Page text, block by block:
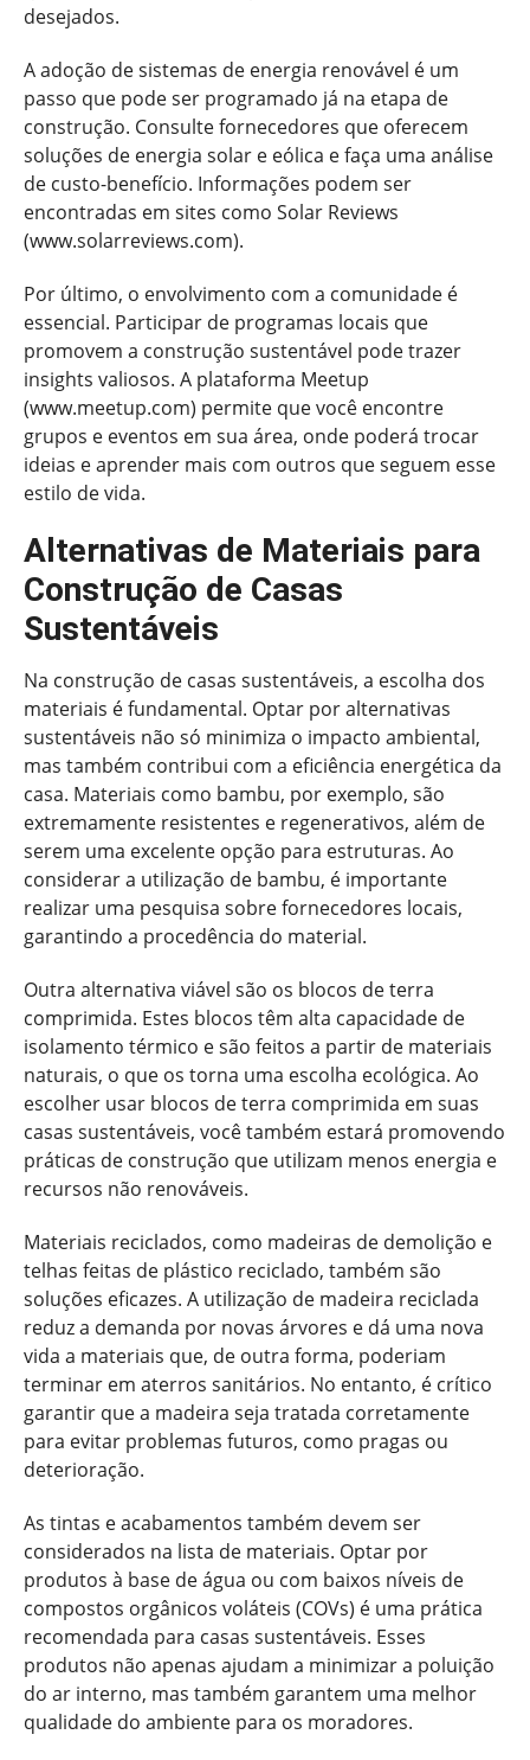
desejados.
A adoção de sistemas de energia renovável é um
passo que pode ser programado já na etapa de
construção. Consulte fornecedores que oferecem
soluções de energia solar e eólica e faça uma análise
de custo-benefício. Informações podem ser
encontradas em sites como Solar Reviews
(www.solarreviews.com).
Por último, o envolvimento com a comunidade é
essencial. Participar de programas locais que
promovem a construção sustentável pode trazer
insights valiosos. A plataforma Meetup
(www.meetup.com) permite que você encontre
grupos e eventos em sua área, onde poderá trocar
ideias e aprender mais com outros que seguem esse
estilo de vida.
Alternativas de Materiais para
Construção de Casas
Sustentáveis
Na construção de casas sustentáveis, a escolha dos
materiais é fundamental. Optar por alternativas
sustentáveis não só minimiza o impacto ambiental,
mas também contribui com a eficiência energética da
casa. Materiais como bambu, por exemplo, são
extremamente resistentes e regenerativos, além de
serem uma excelente opção para estruturas. Ao
considerar a utilização de bambu, é importante
realizar uma pesquisa sobre fornecedores locais,
garantindo a procedência do material.
Outra alternativa viável são os blocos de terra
comprimida. Estes blocos têm alta capacidade de
isolamento térmico e são feitos a partir de materiais
naturais, o que os torna uma escolha ecológica. Ao
escolher usar blocos de terra comprimida em suas
casas sustentáveis, você também estará promovendo
práticas de construção que utilizam menos energia e
recursos não renováveis.
Materiais reciclados, como madeiras de demolição e
telhas feitas de plástico reciclado, também são
soluções eficazes. A utilização de madeira reciclada
reduz a demanda por novas árvores e dá uma nova
vida a materiais que, de outra forma, poderiam
terminar em aterros sanitários. No entanto, é crítico
garantir que a madeira seja tratada corretamente
para evitar problemas futuros, como pragas ou
deterioração.
As tintas e acabamentos também devem ser
considerados na lista de materiais. Optar por
produtos à base de água ou com baixos níveis de
compostos orgânicos voláteis (COVs) é uma prática
recomendada para casas sustentáveis. Esses
produtos não apenas ajudam a minimizar a poluição
do ar interno, mas também garantem uma melhor
qualidade do ambiente para os moradores.